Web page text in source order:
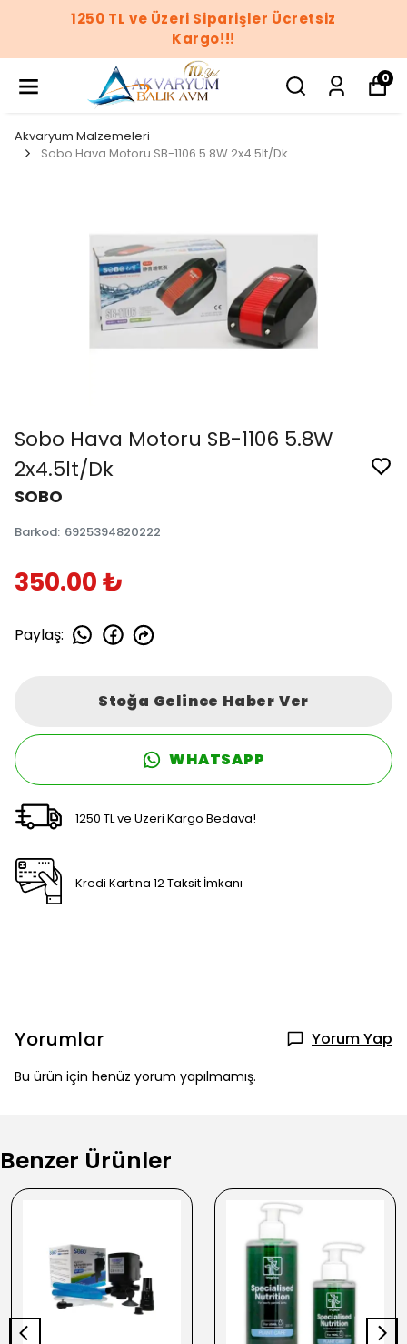
1250 TL ve Üzeri Siparişler Ücretsiz
Kargo!!!
0
Akvaryum Malzemeleri
Sobo Hava Motoru SB-1106 5.8W 2x4.5lt/Dk
Sobo Hava Motoru SB-1106 5.8W
2x4.5lt/Dk
SOBO
Barkod: 6925394820222
350.00 ₺
Paylaş:
Stoğa Gelince Haber Ver
WHATSAPP
1250 TL ve Üzeri Kargo Bedava!
Kredi Kartına 12 Taksit İmkanı
Yorumlar Yorum Yap
Bu ürün için henüz yorum yapılmamış.
Benzer Ürünler